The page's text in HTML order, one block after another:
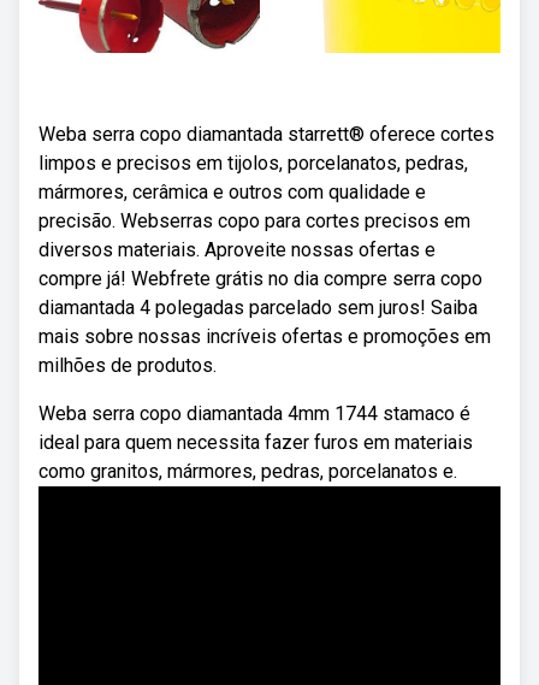
Weba serra copo diamantada starrett® oferece cortes
limpos e precisos em tijolos, porcelanatos, pedras,
mármores, cerâmica e outros com qualidade e
precisão. Webserras copo para cortes precisos em
diversos materiais. Aproveite nossas ofertas e
compre já! Webfrete grátis no dia compre serra copo
diamantada 4 polegadas parcelado sem juros! Saiba
mais sobre nossas incríveis ofertas e promoções em
milhões de produtos.
Weba serra copo diamantada 4mm 1744 stamaco é
ideal para quem necessita fazer furos em materiais
como granitos, mármores, pedras, porcelanatos e.